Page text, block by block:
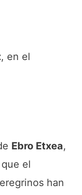
, en el
Ebro Etxea,
el
han